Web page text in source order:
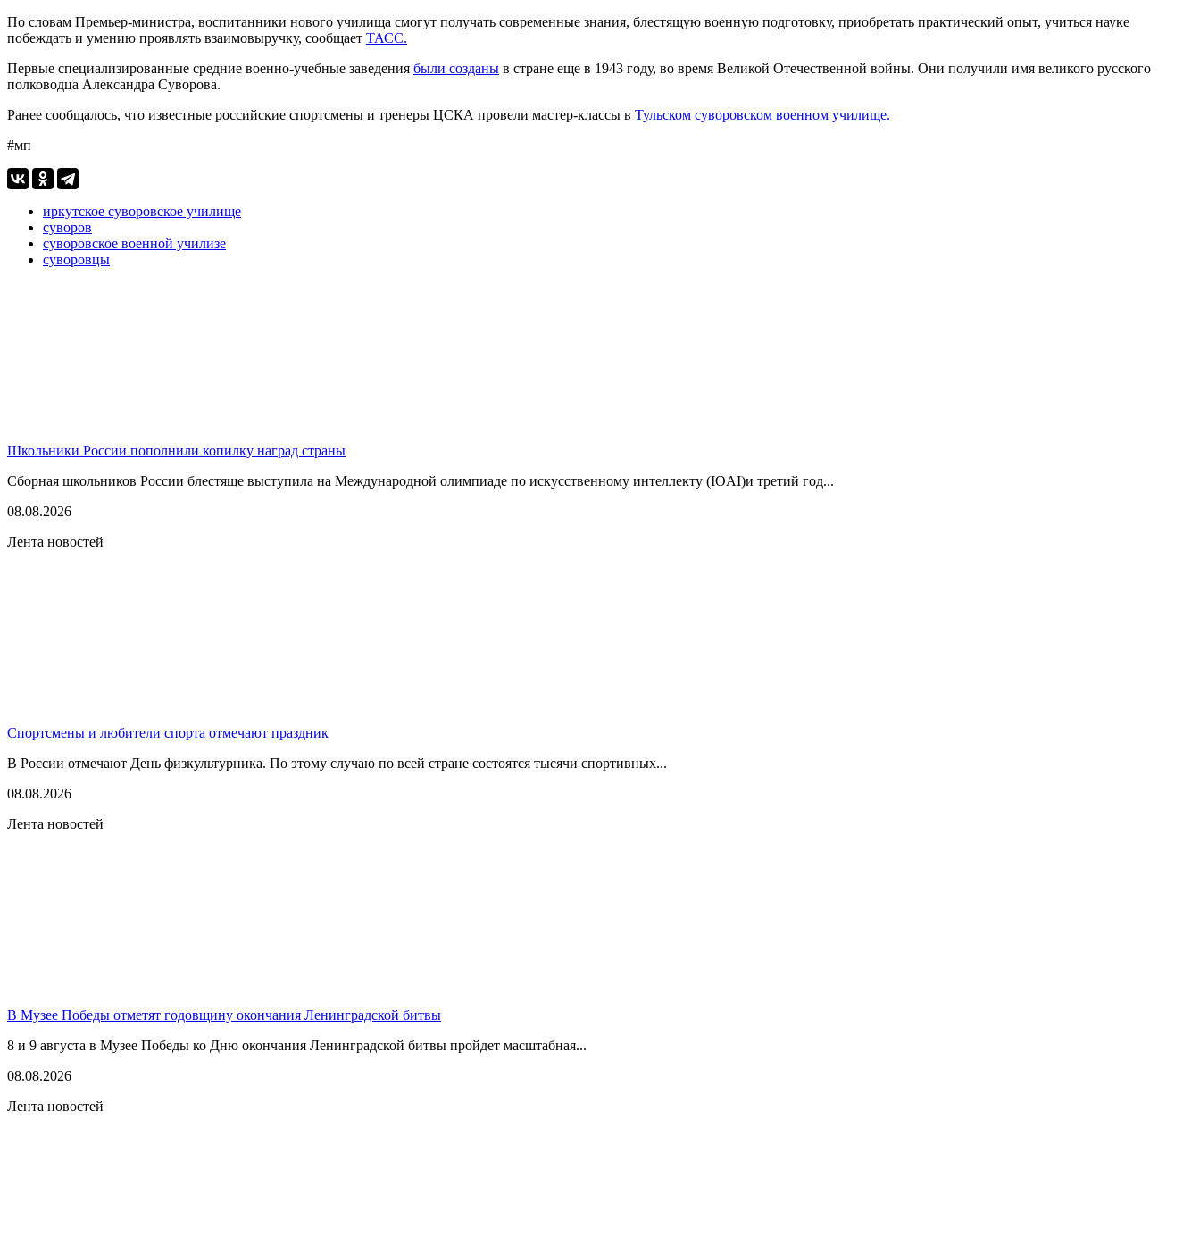
По словам Премьер-министра, воспитанники нового училища смогут получать современные знания, блестящую военную подготовку, приобретать практический опыт, учиться науке
побеждать и умению проявлять взаимовыручку, сообщает ТАСС.
Первые специализированные средние военно-учебные заведения были созданы в стране еще в 1943 году, во время Великой Отечественной войны. Они получили имя великого русского
полководца Александра Суворова.
Ранее сообщалось, что известные российские спортсмены и тренеры ЦСКА провели мастер-классы в Тульском суворовском военном училище.
#мп
иркутское суворовское училище
суворов
суворовское военной училизе
суворовцы
Школьники России пополнили копилку наград страны
Сборная школьников России блестяще выступила на Международной олимпиаде по искусственному интеллекту (IOAI)и третий год...
08.08.2026
Лента новостей
Спортсмены и любители спорта отмечают праздник
В России отмечают День физкультурника. По этому случаю по всей стране состоятся тысячи спортивных...
08.08.2026
Лента новостей
В Музее Победы отметят годовщину окончания Ленинградской битвы
8 и 9 августа в Музее Победы ко Дню окончания Ленинградской битвы пройдет масштабная...
08.08.2026
Лента новостей